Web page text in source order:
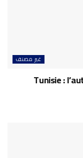
غير مصنف
Tunisie :